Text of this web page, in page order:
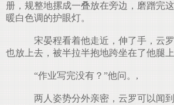
册，规整地摞成一叠放在旁边，磨蹭完
暖白色调的护眼灯。
宋晏程看着他走近，伸了手，云
也放上去，被半拉半抱地跨坐在了他腿上
“作业写完没有？”他问。,
两人姿势分外亲密，云罗可以闻